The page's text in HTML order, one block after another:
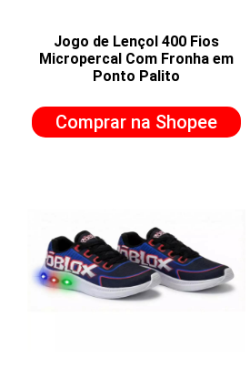
Jogo de Lençol 400 Fios
Micropercal Com Fronha em
Ponto Palito
Comprar na Shopee